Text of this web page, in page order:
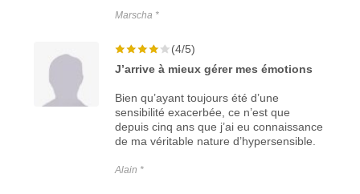
Marscha *
(4/5)
J’arrive à mieux gérer mes émotions
Bien qu’ayant toujours été d’une
sensibilité exacerbée, ce n’est que
depuis cinq ans que j’ai eu connaissance
de ma véritable nature d’hypersensible.
Alain *